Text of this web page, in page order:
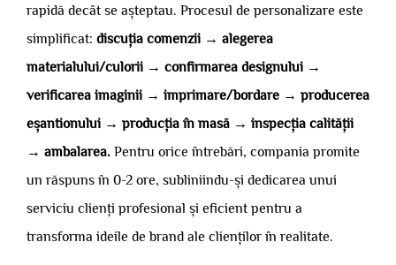
rapidă decât se așteptau. Procesul de personalizare este
simplificat: discuția comenzii → alegerea
materialului/culorii → confirmarea designului →
verificarea imaginii → imprimare/bordare → producerea
eșantionului → producția în masă → inspecția calității
→ ambalarea. Pentru orice întrebări, compania promite
un răspuns în 0-2 ore, subliniindu-și dedicarea unui
serviciu clienți profesional și eficient pentru a
transforma ideile de brand ale clienților în realitate.